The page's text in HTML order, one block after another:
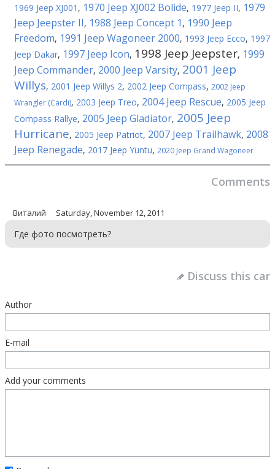
1969 Jeep XJ001 , 1970 Jeep XJ002 Bolide, 1977 Jeep II, 1979
Jeep Jeepster II, 1988 Jeep Concept 1 , 1990 Jeep
Freedom, 1991 Jeep Wagoneer 2000, 1993 Jeep Ecco, 1997
Jeep Dakar, 1997 Jeep Icon, 1998 Jeep Jeepster, 1999
Jeep Commander, 2000 Jeep Varsity, 2001 Jeep
Willys, 2001 Jeep Willys 2, 2002 Jeep Compass, 2002 Jeep
Wrangler (Cardi), 2003 Jeep Treo, 2004 Jeep Rescue, 2005 Jeep
Compass Rallye, 2005 Jeep Gladiator, 2005 Jeep
Hurricane, 2005 Jeep Patriot, 2007 Jeep Trailhawk, 2008
Jeep Renegade, 2017 Jeep Yuntu, 2020 Jeep Grand Wagoneer
Comments
Виталий Saturday, November 12, 2011
Где фото посмотреть?
Discuss this car
Author
E-mail
Add your comments